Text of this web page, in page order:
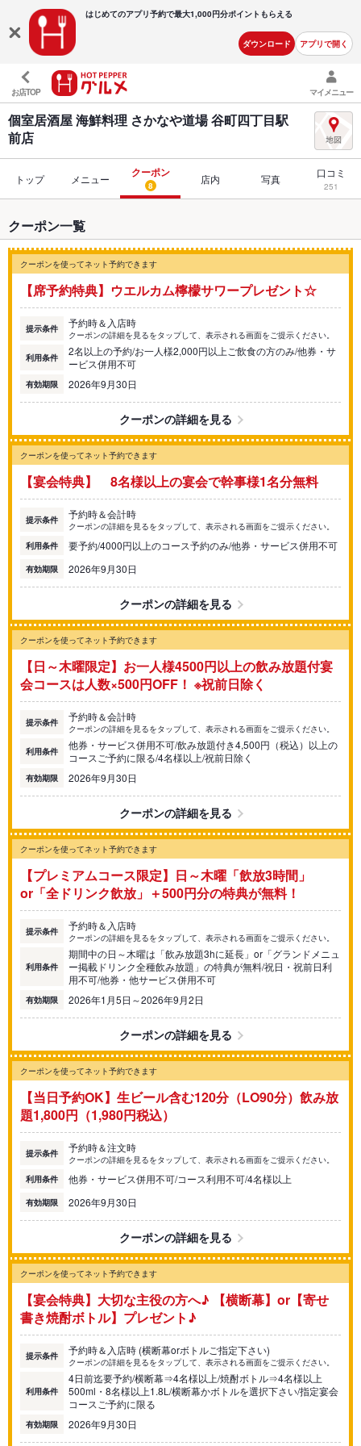
はじめてのアプリ予約で最大1,000円分ポイントもらえる
ダウンロード アプリで開く
お店TOP マイメニュー
個室居酒屋 海鮮料理 さかなや道場 谷町四丁目駅
前店
トップ メニュー クーポン
8 店内 写真 口コミ
251
クーポン一覧
クーポンを使ってネット予約できます
【席予約特典】ウエルカム檸檬サワープレゼント☆
提示条件 予約時＆入店時
クーポンの詳細を見るをタップして、表示される画面をご提示ください。
利用条件
2名以上の予約/お一人様2,000円以上ご飲食の方のみ/他券・サ
ービス併用不可
有効期限 2026年9月30日
クーポンの詳細を見る
クーポンを使ってネット予約できます
【宴会特典】 8名様以上の宴会で幹事様1名分無料
提示条件 予約時＆会計時
クーポンの詳細を見るをタップして、表示される画面をご提示ください。
利用条件
要予約/4000円以上のコース予約のみ/他券・サービス併用不可
有効期限 2026年9月30日
クーポンの詳細を見る
クーポンを使ってネット予約できます
【日～木曜限定】お一人様4500円以上の飲み放題付宴
会コースは人数×500円OFF！ ※祝前日除く
提示条件 予約時＆会計時
クーポンの詳細を見るをタップして、表示される画面をご提示ください。
利用条件
他券・サービス併用不可/飲み放題付き4,500円（税込）以上の
コースご予約に限る/4名様以上/祝前日除く
有効期限 2026年9月30日
クーポンの詳細を見る
クーポンを使ってネット予約できます
【プレミアムコース限定】日～木曜「飲放3時間」
or「全ドリンク飲放」＋500円分の特典が無料！
提示条件 予約時＆入店時
クーポンの詳細を見るをタップして、表示される画面をご提示ください。
利用条件
期間中の日～木曜は「飲み放題3hに延長」or「グランドメニュ
ー掲載ドリンク全種飲み放題」の特典が無料/祝日・祝前日利
用不可/他券・他サービス併用不可
有効期限 2026年1月5日～2026年9月2日
クーポンの詳細を見る
クーポンを使ってネット予約できます
【当日予約OK】生ビール含む120分（LO90分）飲み放
題1,800円（1,980円税込）
提示条件 予約時＆注文時
クーポンの詳細を見るをタップして、表示される画面をご提示ください。
利用条件
他券・サービス併用不可/コース利用不可/4名様以上
有効期限 2026年9月30日
クーポンの詳細を見る
クーポンを使ってネット予約できます
【宴会特典】大切な主役の方へ♪ 【横断幕】or【寄せ
書き焼酎ボトル】プレゼント♪
提示条件 予約時＆入店時 (横断幕orボトルご指定下さい)
クーポンの詳細を見るをタップして、表示される画面をご提示ください。
利用条件
4日前迄要予約/横断幕⇒4名様以上/焼酎ボトル⇒4名様以上
500ml・8名様以上1.8L/横断幕かボトルを選択下さい/指定宴会
コースご予約に限る
有効期限 2026年9月30日